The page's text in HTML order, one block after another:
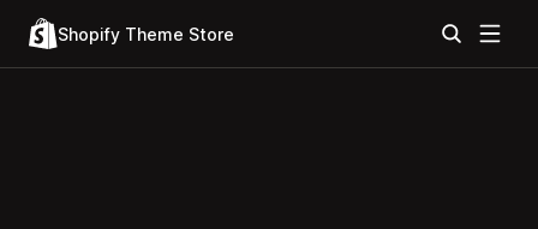
Shopify Theme Store